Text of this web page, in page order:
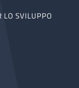
LO SVILUPPO